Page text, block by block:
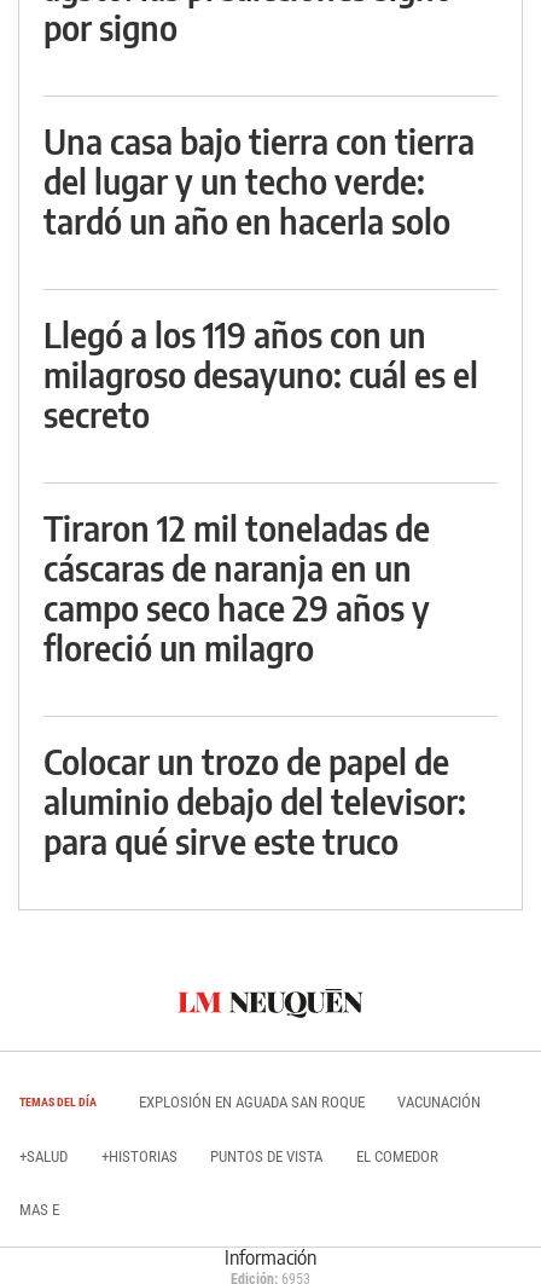
por signo
Una casa bajo tierra con tierra
del lugar y un techo verde:
tardó un año en hacerla solo
Llegó a los 119 años con un
milagroso desayuno: cuál es el
secreto
Tiraron 12 mil toneladas de
cáscaras de naranja en un
campo seco hace 29 años y
floreció un milagro
Colocar un trozo de papel de
aluminio debajo del televisor:
para qué sirve este truco
TEMAS DEL DÍA EXPLOSIÓN EN AGUADA SAN ROQUE VACUNACIÓN
+SALUD +HISTORIAS PUNTOS DE VISTA EL COMEDOR
MAS E
Información
Edición: 6953